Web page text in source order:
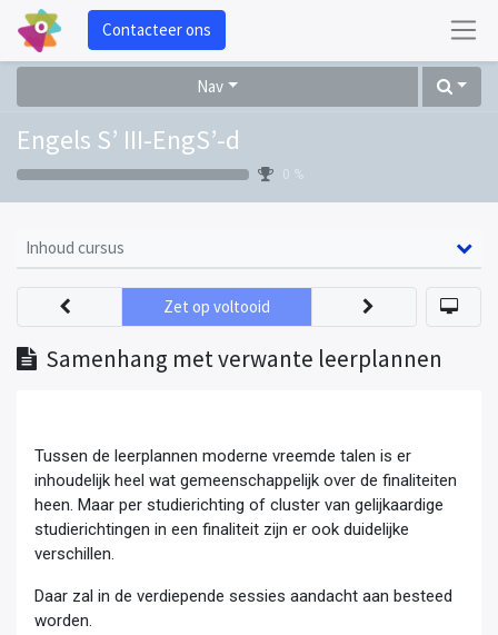
Contacteer ons
Nav
Engels S’ III-EngS’-d
0 %
Inhoud cursus
Samenhang met verwante leerplannen
Zet op voltooid
Tussen de leerplannen moderne vreemde talen is er
inhoudelijk heel wat gemeenschappelijk over de finaliteiten
heen. Maar per studierichting of cluster van gelijkaardige
studierichtingen in een finaliteit zijn er ook duidelijke
verschillen.
Daar zal in de verdiepende sessies aandacht aan besteed
worden.